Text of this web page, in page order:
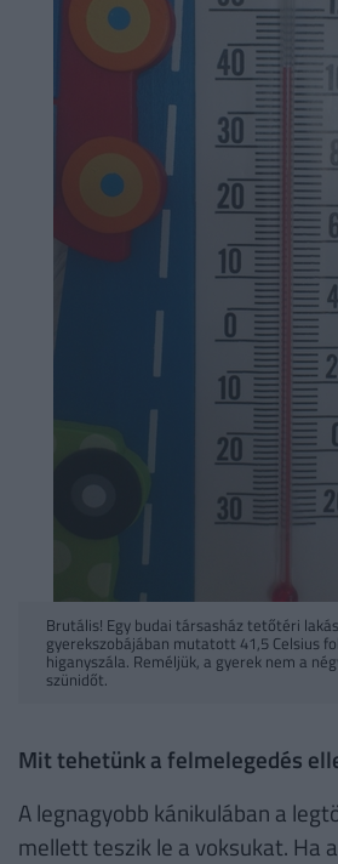
Brutális! Egy budai társasház tetőtéri
gyerekszobájában mutatott 41,5 Celsius
higanyszála. Reméljük, a gyerek nem a
szünidőt.
Mit tehetünk a felmelegedés
A legnagyobb kánikulában a
mellett teszik le a voksukat. Ha